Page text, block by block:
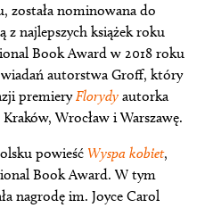
została nominowana do
z najlepszych książek roku
Book Award w 2018 roku
autorstwa Groff, który
premieryFlorydy autorka
Wrocław i Warszawę.
powieść Wyspa kobiet,
Book Award. W tym
nagrodę im. Joyce Carol